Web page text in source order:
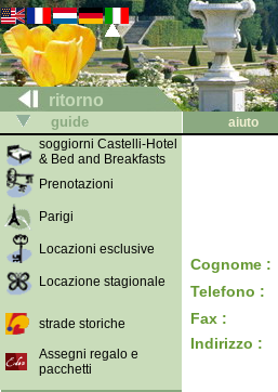
ritorno
guide aiuto
soggiorni Castelli-Hotel
& Bed and Breakfasts
Prenotazioni
Parigi
Locazioni esclusive
Locazione stagionale
strade storiche
Assegni regalo e
pacchetti
Cognome :
Telefono :
Fax :
Indirizzo :